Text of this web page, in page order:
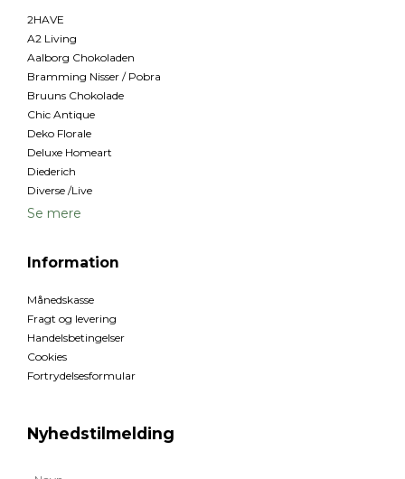
2HAVE
A2 Living
Aalborg Chokoladen
Bramming Nisser / Pobra
Bruuns Chokolade
Chic Antique
Deko Florale
Deluxe Homeart
Diederich
Diverse /Live
Se mere
Information
Månedskasse
Fragt og levering
Handelsbetingelser
Cookies
Fortrydelsesformular
Nyhedstilmelding